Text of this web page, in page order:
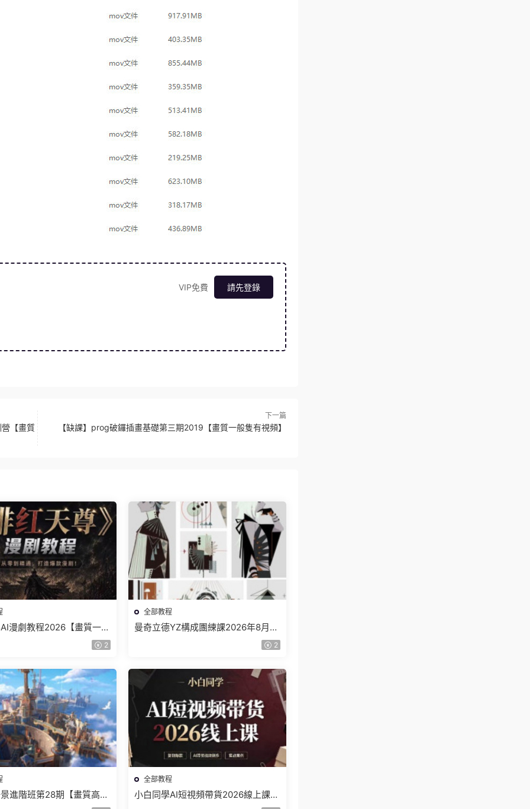
VIP免費 請先登錄
【畫質
下一篇
【缺課】prog破鑼插畫基礎第三期2019【畫質一般隻有視頻】
漫劇教程2026【畫質一般
2
全部教程
曼奇立德YZ構成團練課2026年8月已
2
進階班第28期【畫質高清
全部教程
小白同學AI短視頻帶貨2026線上課